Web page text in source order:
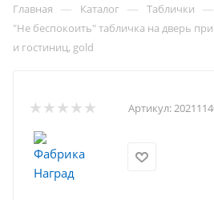
Главная — Каталог — Таблички —
"Не беспокоить" табличка на дверь
и гостиниц, gold
Артикул: